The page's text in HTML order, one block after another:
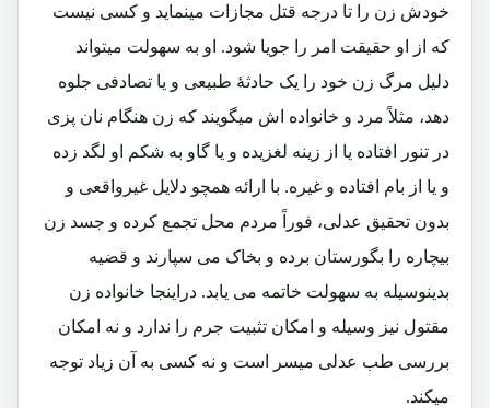
خودش زن را تا درجه قتل مجازات مینماید و کسی نیست
که از او حقیقت امر را جویا شود. او به سهولت میتواند
دلیل مرگ زن خود را یک حادثۀ طبیعی و یا تصادفی جلوه
دهد، مثلاً مرد و خانواده اش میگویند که زن هنگام نان پزی
در تنور افتاده یا از زینه لغزیده و یا گاو به شکم او لگد زده
و یا از بام افتاده و غیره. با ارائه همچو دلایل غیرواقعی و
بدون تحقیق عدلی، فوراً مردم محل تجمع کرده و جسد زن
بیچاره را بگورستان برده و بخاک می سپارند و قضیه
بدینوسیله به سهولت خاتمه می یابد. دراینجا خانواده زن
مقتول نیز وسیله و امکان تثبیت جرم را ندارد و نه امکان
بررسی طب عدلی میسر است و نه کسی به آن زیاد توجه
میکند.